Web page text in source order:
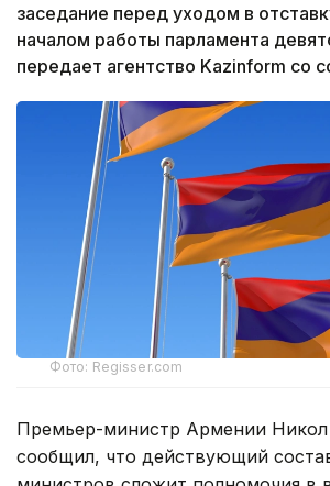
заседание перед уходом в
началом работы парламента
передает агентство Kazinform со
Фото: Regisser.com
Премьер-министр Армении
сообщил, что действующий